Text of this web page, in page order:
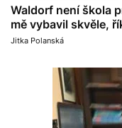
Waldorf není škola
mě vybavil skvěle,
Jitka Polanská